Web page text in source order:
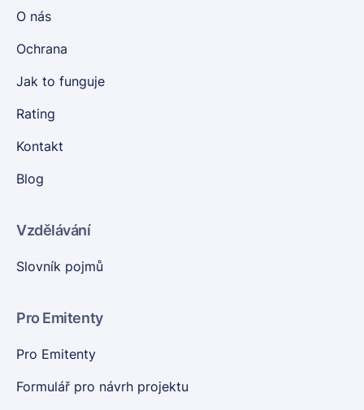
O nás
Ochrana
Jak to funguje
Rating
Kontakt
Blog
Vzdělávání
Slovník pojmů
Pro Emitenty
Pro Emitenty
Formulář pro návrh projektu